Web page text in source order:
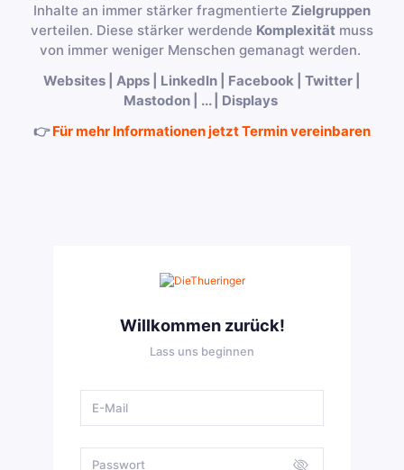
Inhalte an immer stärker fragmentierte Zielgruppen
verteilen. Diese stärker werdende Komplexität muss
von immer weniger Menschen gemanagt werden.
Websites | Apps | LinkedIn | Facebook | Twitter |
Mastodon | ... | Displays
👉Für mehr Informationen jetzt Termin vereinbaren
Willkommen zurück!
Lass uns beginnen